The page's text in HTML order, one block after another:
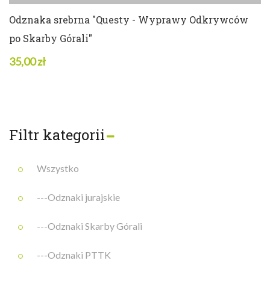
Odznaka srebrna "Questy - Wyprawy Odkrywców
po Skarby Górali"
35,00 zł
Filtr kategorii
Wszystko
---Odznaki jurajskie
---Odznaki Skarby Górali
---Odznaki PTTK